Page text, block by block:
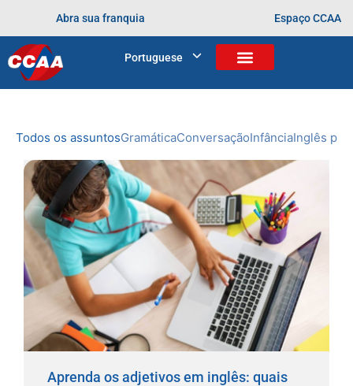
Abra sua franquia Espaço CCAA
Portuguese
Home > Arquivos para
Todos os assuntosGramáticaConversaçãoInfânciaInglês
Aprenda os adjetivos em inglês: quais